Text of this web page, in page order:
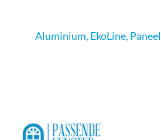
Aluminium, EkoLine, Paneel